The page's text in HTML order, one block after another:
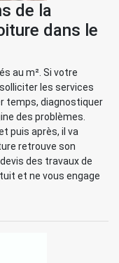
de la
dans le
au m². Si votre
les services
temps, diagnostiquer
des problèmes.
puis après, il va
retrouve son
des travaux de
et ne vous engage